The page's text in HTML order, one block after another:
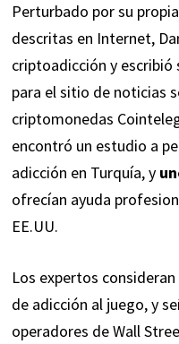
Perturbado por su
descritas en Internet,
criptoadicción y escribió
para el sitio de noticias
criptomonedas
encontró un estudio a
adicción en Turquía, y
ofrecían ayuda
EE.UU.
Los expertos
de adicción al juego, y
operadores de Wall